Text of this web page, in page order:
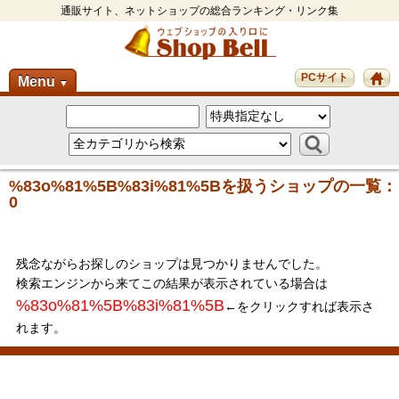
通販サイト、ネットショップの総合ランキング・リンク集
Menu ▼ PCサイト
%83o%81%5B%83i%81%5Bを扱うショップの一覧：
0
残念ながらお探しのショップは見つかりませんでした。
検索エンジンから来てこの結果が表示されている場合は
%83o%81%5B%83i%81%5B ←をクリックすれば表示さ
れます。